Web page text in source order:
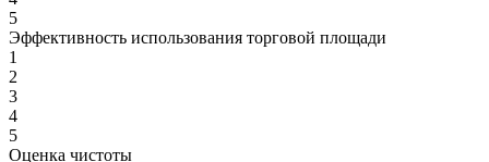
5
Эффективность использования торговой площади
1
2
3
4
5
Оценка чистоты